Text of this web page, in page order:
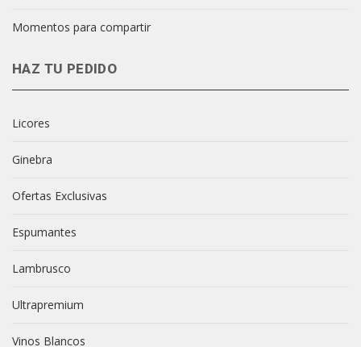
Momentos para compartir
HAZ TU PEDIDO
Licores
Ginebra
Ofertas Exclusivas
Espumantes
Lambrusco
Ultrapremium
Vinos Blancos